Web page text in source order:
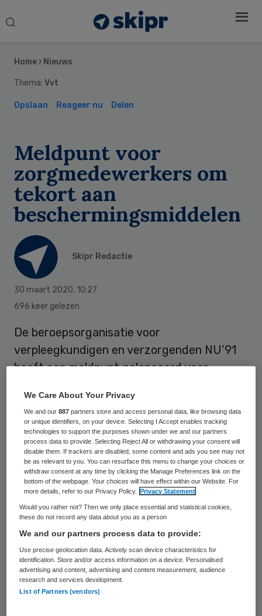
Search
Home › Nieuws
Thema: Vvt
Opslaan Reageer nu Delen
Meldpunt voor
zorgmedewerkers om
tekort aan
beschermingsmiddelen
Skipr Redactie
30 maart 2020, 10:27
696 keer gelezen
De beroepsorganisatie voor
verpleegkundigen en verzorgenden NU’91
heeft een meldpunt gelanceerd voor
beschermende middelen in kaart te
brengen.
Vanuit het hele land komen signalen binnen
dat er bijvoorbeeld onvoldoende
mondmaskers zijn ter bescherming tegen
het coronavirus, aldus NU’91.
Verpleegkundigen en verzorgenden kunnen
online een enquête invullen die “inzichtelijk
moet maken waar de problemen zitten”.
Sidebar
We Care About Your Privacy
We and our887 partners store and access personal data, like browsing data
or unique identifiers, on your device. Selecting I Accept enables tracking
technologies to support the purposes shown under we and our partners
process data to provide. Selecting Reject All or withdrawing your consent will
disable them. If trackers are disabled, some content and ads you see may not
be as relevant to you. You can resurface this menu to change your choices or
withdraw consent at any time by clicking the Manage Preferences link on the
bottom of the webpage. Your choices will have effect within our Website. For
more details, refer to our Privacy Policy.
Privacy Statement
Would you rather not? Then we only place essential and statistical cookies,
these do not record any data about you as a person
We and our partners process data to provide:
Use precise geolocation data. Actively scan device characteristics for
identification. Store and/or access information on a device. Personalised
advertising and content, advertising and content measurement, audience
research and services development.
List of Partners (vendors)